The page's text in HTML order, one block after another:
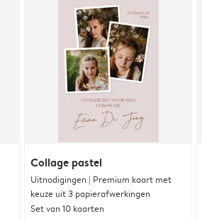
Collage pastel
Uitnodigingen | Premium kaart met
keuze uit 3 papierafwerkingen
Set van 10 kaarten